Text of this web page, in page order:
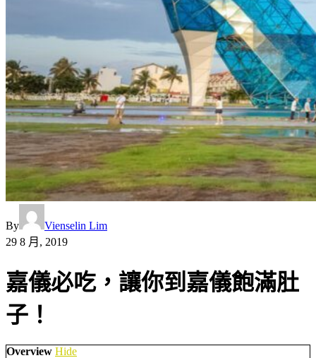
By
Vienselin Lim
29 8 月, 2019
嘉儀必吃，讓你到嘉儀飽滿肚
子！
Overview Hide